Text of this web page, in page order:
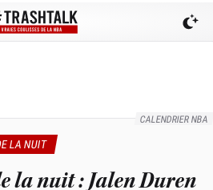
CALENDRIER NBA
LA NUIT
la nuit : Jalen Duren